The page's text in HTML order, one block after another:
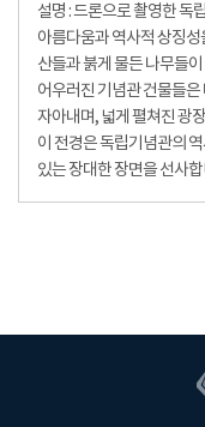
설명 : 드론으로 촬영한 독
아름다움과 역사적 상징
산들과 붉게 물든 나무들
어우러진 기념관 건물들
자아내며, 넓게 펼쳐진 광
이 전경은 독립기념관의
있는 장대한 장면을 선사